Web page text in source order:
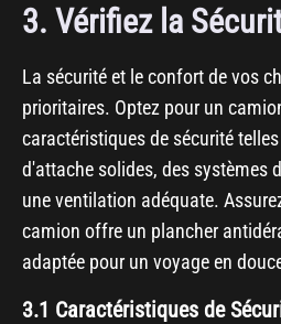
3. Vérifiez la
La sécurité et le confort de vos
prioritaires. Optez pour un
caractéristiques de sécurité
d'attache solides, des systèmes
une ventilation adéquate.
camion offre un plancher
adaptée pour un voyage en
3.1 Caractéristiques de